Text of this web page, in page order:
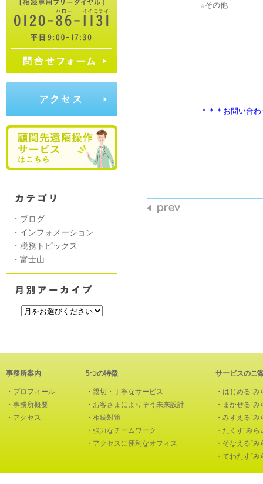
・ ブログ
・ インフォメーション
・ 税務トピックス
・ 富士山
＊＊＊お問い合わせは　
事務所案内
・ プロフィール
・ 事務所概要
・ アクセス
5つの特徴
・ 親切・丁寧なサービス
・ お客さまによりそう未来設計
・ 相続対策
・ 強力なチームワーク
・ アクセスに便利なオフィス
サービスのご
・ はじめる“み
・ まかせる“み
・ みすえる“み
・ たくす“みら
・ そなえる“み
・ てわたす“み